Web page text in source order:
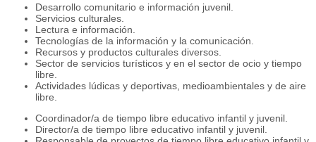
Desarrollo comunitario e información juvenil.
Servicios culturales.
Lectura e información.
Tecnologías de la información y la comunicación.
Recursos y productos culturales diversos.
Sector de servicios turísticos y en el sector de ocio y tiempo
libre.
Actividades lúdicas y deportivas, medioambientales y de aire
libre.
Coordinador/a de tiempo libre educativo infantil y juvenil.
Director/a de tiempo libre educativo infantil y juvenil.